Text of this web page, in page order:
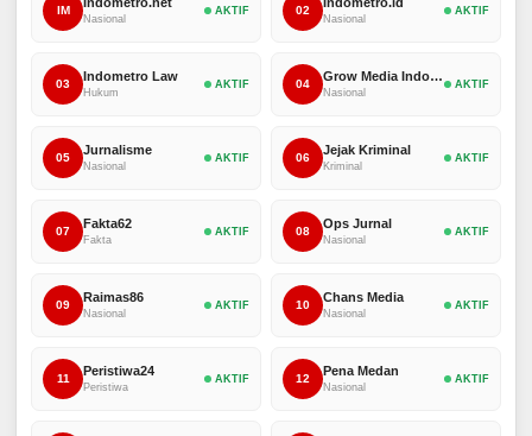
IM
Nasional
AKTIF 02
Nasional
AKTIF
03
Indometro Law
Hukum
AKTIF 04
Grow Media Indonesia
Nasional
AKTIF
05
Jurnalisme
Nasional
AKTIF 06
Jejak Kriminal
Kriminal
AKTIF
07
Fakta62
Fakta
AKTIF 08
Ops Jurnal
Nasional
AKTIF
09
Raimas86
Nasional
AKTIF 10
Chans Media
Nasional
AKTIF
11
Peristiwa24
Peristiwa
AKTIF 12
Pena Medan
Nasional
AKTIF